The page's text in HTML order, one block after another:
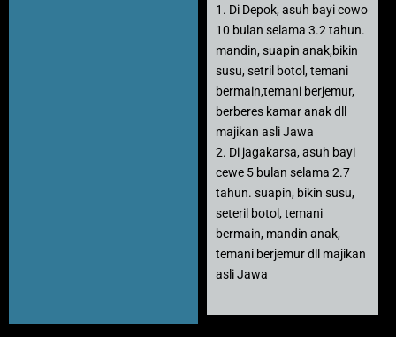
1. Di Depok, asuh bayi cowo
10 bulan selama 3.2 tahun.
mandin, suapin anak,bikin
susu, setril botol, temani
bermain,temani berjemur,
berberes kamar anak dll
majikan asli Jawa
2. Di jagakarsa, asuh bayi
cewe 5 bulan selama 2.7
tahun. suapin, bikin susu,
seteril botol, temani
bermain, mandin anak,
temani berjemur dll majikan
asli Jawa